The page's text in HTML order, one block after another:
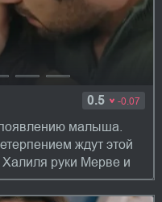
0.5 -0.07
малыша.
ждут этой
руки Мерве и
один ...